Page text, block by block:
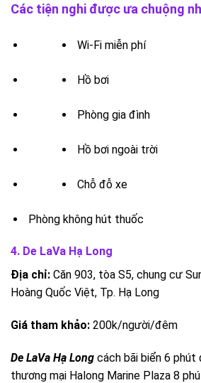
Các tiện nghi được ưa chuộng
Wi-Fi miễn phí
Hồ bơi
Phòng gia đình
Hồ bơi ngoài trời
Chỗ đỗ xe
Phòng không hút thuốc
4. De LaVa Hạ Long
Địa chỉ: Căn 903, tòa S5, chung cư
Hoàng Quốc Việt, Tp. Hạ Long
Giá tham khảo: 200k/người/đêm
De LaVa Hạ Long cách bãi biển 6 phút
thương mại Halong Marine Plaza 8